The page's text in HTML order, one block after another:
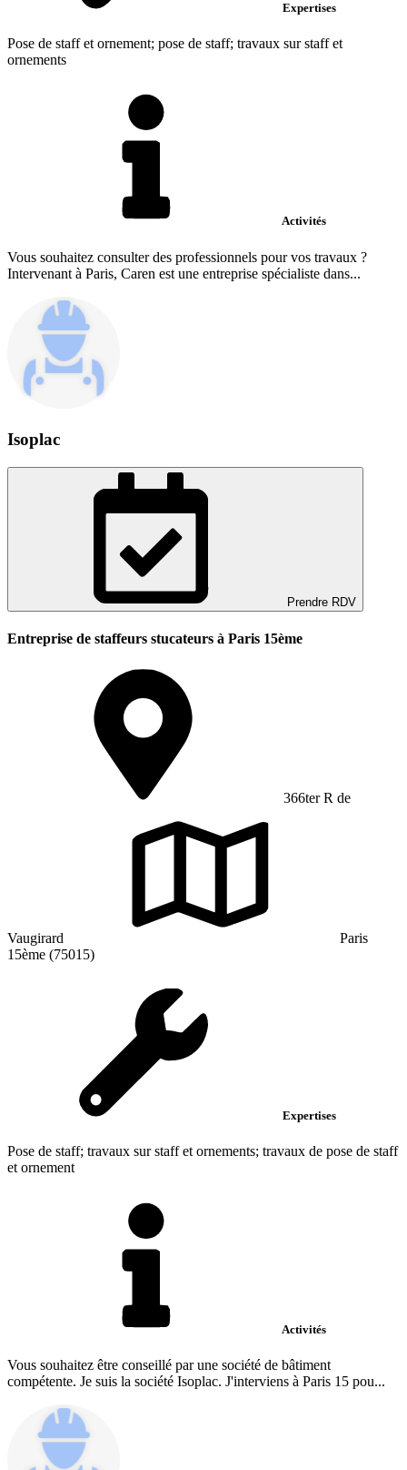
Expertises
Pose de staff et ornement; pose de staff; travaux sur staff et
ornements
Activités
Vous souhaitez consulter des professionnels pour vos travaux ?
Intervenant à Paris, Caren est une entreprise spécialiste dans...
Isoplac
Prendre RDV
Entreprise de staffeurs stucateurs à Paris 15ème
366ter R de
Vaugirard
Paris
15ème (75015)
Expertises
Pose de staff; travaux sur staff et ornements; travaux de pose de staff
et ornement
Activités
Vous souhaitez être conseillé par une société de bâtiment
compétente. Je suis la société Isoplac. J'interviens à Paris 15 pou...